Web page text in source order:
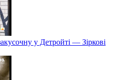
у Детройті — Зіркові